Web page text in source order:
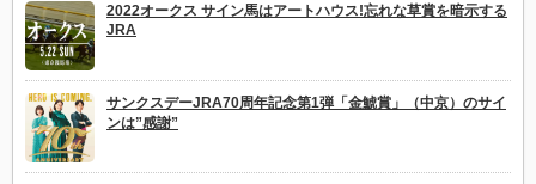
2022オークス サイン馬はアートハウス!忘れな草賞を暗示する
JRA
サンクスデーJRA70周年記念第1弾「金鯱賞」（中京）のサイ
ンは”感謝”